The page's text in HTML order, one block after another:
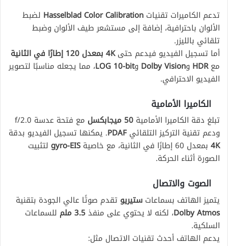
تدعم الكاميرات تقنيات Hasselblad Color Calibration لضبط
الألوان باحترافية، إضافة إلى مستشعر طيف الألوان وضبط
تلقائي بالليزر.
أما تسجيل الفيديو فيدعم حتى4K بمعدل 120 إطارًا في الثانية
معHDR وDolby Vision وLOG 10-bit، مما يجعله مناسبًا لتصوير
الفيديو الاحترافي.
الكاميرا الأمامية
تبلغ دقة الكاميرا الأمامية 50 ميجابكسل
مع فتحة عدسة f/2.0
ودعم تقنية التركيز التلقائي PDAF. يمكنها تسجيل الفيديو بدقة
4K بمعدل 60 إطارًا في الثانية، مع خاصية gyro-EIS لتثبيت
الصورة أثناء الحركة.
الصوت والاتصال
يتميز الهاتف بسماعات ستيريو تقدم صوتًا عالي الجودة بتقنية
Dolby Atmos، لكنه لا يحتوي على منفذ3.5 ملم
للسماعات
السلكية.
يدعم الهاتف أحدث تقنيات الاتصال مثل: